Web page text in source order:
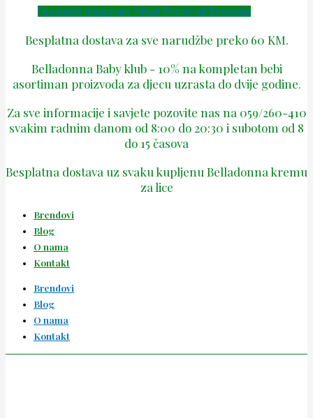
Facebook Instagram Tiktok Phone-alt Envelope
Besplatna dostava za sve narudžbe preko 60 KM.
Belladonna Baby klub - 10% na kompletan bebi
asortiman proizvoda za djecu uzrasta do dvije godine.
Za sve informacije i savjete pozovite nas na 059/260-410
svakim radnim danom od 8:00 do 20:30 i subotom od 8
do 15 časova
Besplatna dostava uz svaku kupljenu Belladonna kremu
za lice
Brendovi
Blog
O nama
Kontakt
Brendovi
Blog
O nama
Kontakt